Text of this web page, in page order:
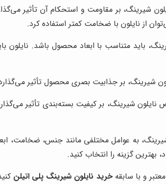
شیرینگ، بر مقاومت و استحکام آن تأثیر
از نایلون با ضخامت کمتر استفاده کرد.
باید متناسب با ابعاد محصول باشد. نایلون
شیرینگ، بر جذابیت بصری محصول تأثیر
نایلون شیرینگ، بر کیفیت بسته‌بندی تأثیر
به عوامل مختلفی مانند جنس، ضخامت،
بهترین گزینه را انتخاب کنید.
و با سابقهخرید نایلون شیرینگ پلی اتیلن